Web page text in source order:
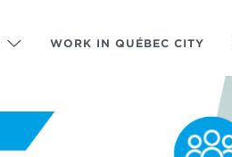
WORK IN QUÉBEC CITY